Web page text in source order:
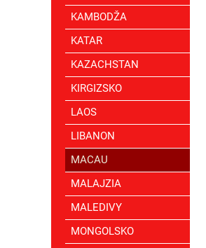
KAMBODŽA
KATAR
KAZACHSTAN
KIRGIZSKO
LAOS
LIBANON
MACAU
MALAJZIA
MALEDIVY
MONGOLSKO